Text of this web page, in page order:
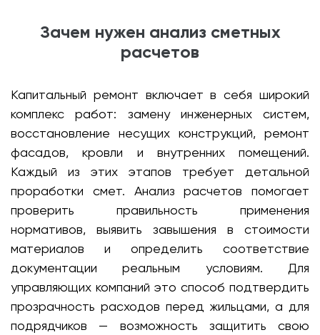
Зачем нужен анализ сметных
расчетов
Капитальный ремонт включает в себя широкий
комплекс работ: замену инженерных систем,
восстановление несущих конструкций, ремонт
фасадов, кровли и внутренних помещений.
Каждый из этих этапов требует детальной
проработки смет. Анализ расчетов помогает
проверить правильность применения
нормативов, выявить завышения в стоимости
материалов и определить соответствие
документации реальным условиям. Для
управляющих компаний это способ подтвердить
прозрачность расходов перед жильцами, а для
подрядчиков — возможность защитить свою